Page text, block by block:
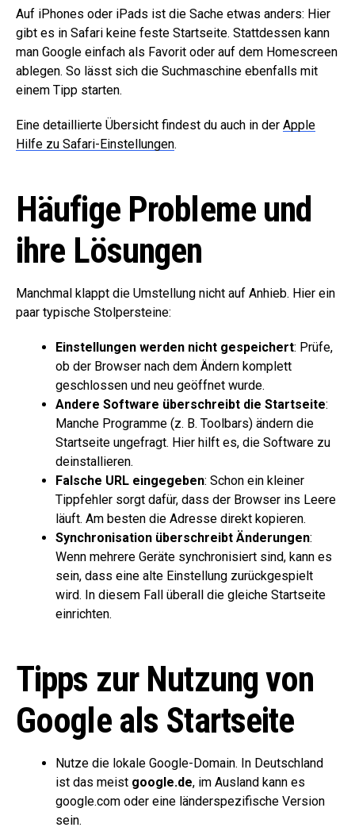
Auf iPhones oder iPads ist die Sache etwas anders: Hier
gibt es in Safari keine feste Startseite. Stattdessen kann
man Google einfach als Favorit oder auf dem Homescreen
ablegen. So lässt sich die Suchmaschine ebenfalls mit
einem Tipp starten.
Eine detaillierte Übersicht findest du auch in der Apple
Hilfe zu Safari-Einstellungen.
Häufige Probleme und
ihre Lösungen
Manchmal klappt die Umstellung nicht auf Anhieb. Hier ein
paar typische Stolpersteine:
Einstellungen werden nicht gespeichert: Prüfe,
ob der Browser nach dem Ändern komplett
geschlossen und neu geöffnet wurde.
Andere Software überschreibt die Startseite:
Manche Programme (z. B. Toolbars) ändern die
Startseite ungefragt. Hier hilft es, die Software zu
deinstallieren.
Falsche URL eingegeben: Schon ein kleiner
Tippfehler sorgt dafür, dass der Browser ins Leere
läuft. Am besten die Adresse direkt kopieren.
Synchronisation überschreibt Änderungen:
Wenn mehrere Geräte synchronisiert sind, kann es
sein, dass eine alte Einstellung zurückgespielt
wird. In diesem Fall überall die gleiche Startseite
einrichten.
Tipps zur Nutzung von
Google als Startseite
Nutze die lokale Google-Domain. In Deutschland
ist das meist google.de, im Ausland kann es
google.com oder eine länderspezifische Version
sein.